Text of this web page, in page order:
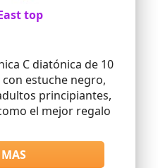
top
C diatónica de 10
estuche negro,
principiantes,
el mejor regalo